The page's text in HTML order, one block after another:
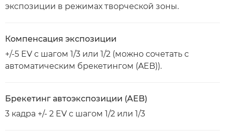
экспозиции в режимах творческой зоны.
Компенсация экспозиции
+/-5 EV с шагом 1/3 или 1/2 (можно сочетать с
автоматическим брекетингом (AEB)).
Брекетинг автоэкспозиции (AEB)
3 кадра +/- 2 EV с шагом 1/2 или 1/3